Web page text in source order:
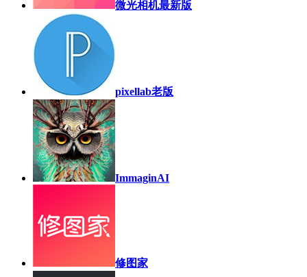
微光相机最新版
pixellab老版
ImmaginAI
修图家